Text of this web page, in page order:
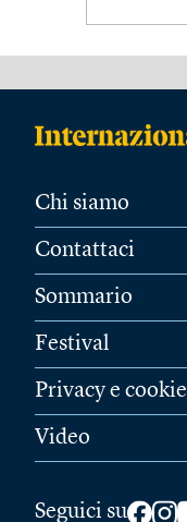
Chi siamo
Contattaci
Sommario
Festival
Privacy e cookie
Video
Seguici su